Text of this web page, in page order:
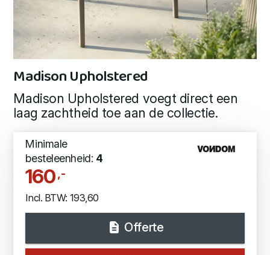
Madison Upholstered
Madison Upholstered voegt direct een
laag zachtheid toe aan de collectie.
Minimale
besteleenheid: 4
160,-
Incl. BTW: 193,60
Offerte